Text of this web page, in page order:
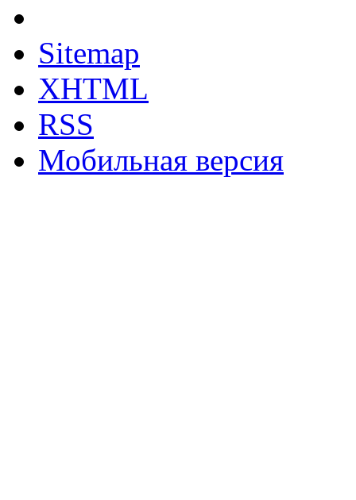
Sitemap
XHTML
RSS
Мобильная версия